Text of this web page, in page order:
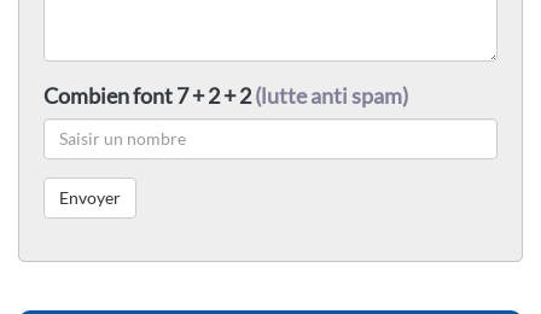
Combien font 7 + 2 + 2(lutte anti spam)